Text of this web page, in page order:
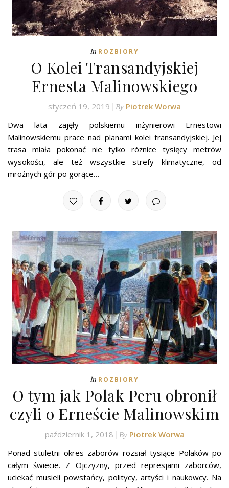
In ROZBIORY
O Kolei Transandyjskiej
Ernesta Malinowskiego
styczeń 19, 2019 By Piotrek Worwa
Dwa lata zajęły polskiemu inżynierowi Ernestowi
Malinowskiemu prace nad planami kolei transandyjskiej. Jej
trasa miała pokonać nie tylko różnice tysięcy metrów
wysokości, ale też wszystkie strefy klimatyczne, od
mroźnych gór po gorące…
In ROZBIORY
O tym jak Polak Peru obronił
czyli o Erneście Malinowskim
październik 1, 2018 By Piotrek Worwa
Ponad stuletni okres zaborów rozsiał tysiące Polaków po
całym świecie. Z Ojczyzny, przed represjami zaborców,
uciekać musieli powstańcy, politycy, artyści i naukowcy. Na